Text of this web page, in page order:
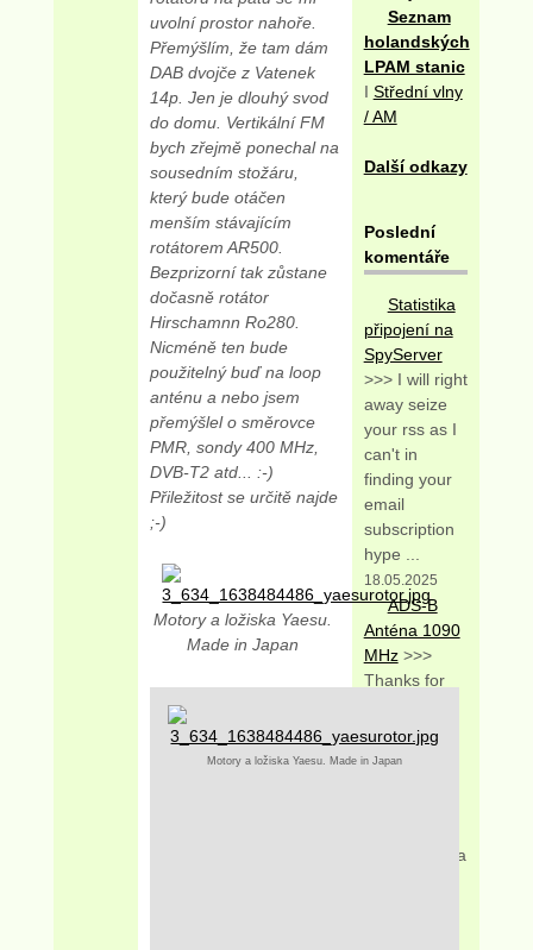
uvolní prostor nahoře.
Přemýšlím, že tam dám
DAB dvojče z Vatenek
14p. Jen je dlouhý svod
do domu. Vertikální FM
bych zřejmě ponechal na
sousedním stožáru,
který bude otáčen
menším stávajícím
rotátorem AR500.
Bezprizorní tak zůstane
dočasně rotátor
Hirschamnn Ro280.
Nicméně ten bude
použitelný buď na loop
anténu a nebo jsem
přemýšlel o směrovce
PMR, sondy 400 MHz,
DVB-T2 atd... :-)
Přiležitost se určitě najde
;-)
Motory a ložiska Yaesu.
Made in Japan
Motory a ložiska Yaesu. Made in Japan
Seznam
holandských
LPAM stanic
I Střední vlny
/ AM
Další odkazy
Poslední
komentáře
Statistika
připojení na
SpyServer
>>> I will right
away seize
your rss as I
can't in
finding your
email
subscription
hype ...
18.05.2025
ADS-B
Anténa 1090
MHz>>>
Thanks for
marvelous
posting! I
you may be a